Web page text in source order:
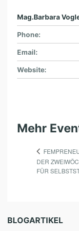
Mag.Barbara
Phone:
Email:
Website:
Mehr
DER
FÜR
BLOGARTIKEL